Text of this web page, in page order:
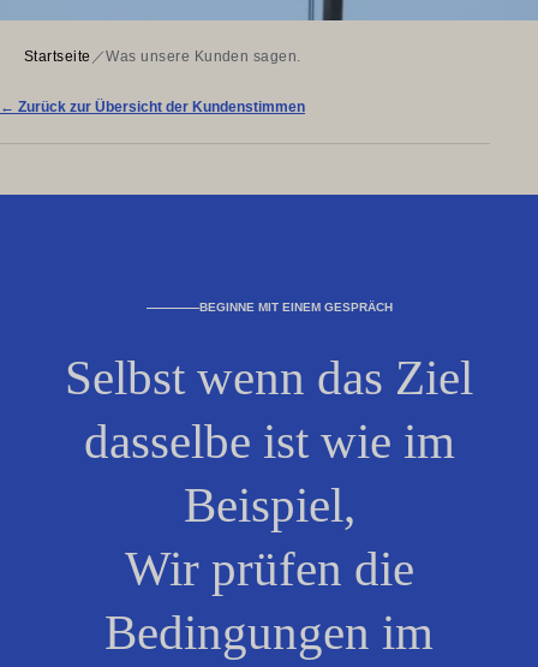
Startseite ／Was unsere Kunden sagen.
← Zurück zur Übersicht der Kundenstimmen
BEGINNE MIT EINEM GESPRÄCH
Selbst wenn das Ziel
dasselbe ist wie im
Beispiel,
Wir prüfen die
Bedingungen im